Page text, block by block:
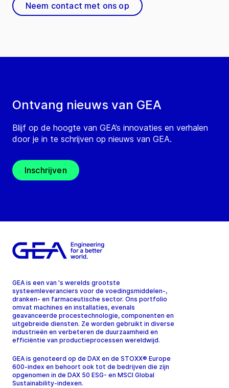
Ontvang nieuws van GEA
Blijf op de hoogte van GEA’s innovaties en verhalen
door je in te schrijven op nieuws van GEA.
Inschrijven
Neem contact met ons op
GEA is een van 's werelds grootste
systeemleveranciers voor de voedingsmiddelen-,
dranken- en farmaceutische sector. Ons portfolio
omvat machines en installaties, evenals
geavanceerde procestechnologie, componenten en
uitgebreide diensten. Ze worden gebruikt in diverse
industrieën en verbeteren de duurzaamheid en
efficiëntie van productieprocessen wereldwijd.
GEA is genoteerd op de DAX en de STOXX® Europe
600-index en behoort ook tot de bedrijven die zijn
opgenomen in de DAX 50 ESG- en MSCI Global
Sustainability-indexen.